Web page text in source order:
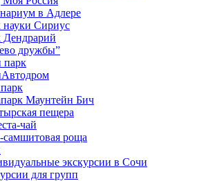
в Адлере
науки Сириус
Дендрарий
дружбы”
парк
Маунтейн Бич
пещера
чай
самшитовая роща
экскурсии в Сочи
для групп